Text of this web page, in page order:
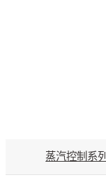
蒸汽控制系列